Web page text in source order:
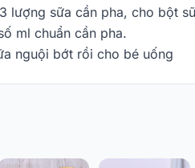
lượng sữa cần pha, cho bột
ml chuẩn cần pha.
nguội bớt rồi cho bé uống